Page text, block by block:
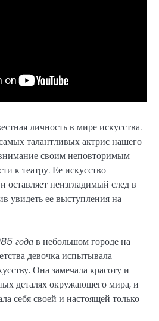
личность в мире искусства.
талантливых актрис нашего
своим неповторимым
к театру. Ее искусство
оставляет неизгладимый след в
увидеть ее выступления на
годав небольшом городе на
девочка испытывала
Она замечала красоту и
деталях окружающего мира, и
себя своей и настоящей только